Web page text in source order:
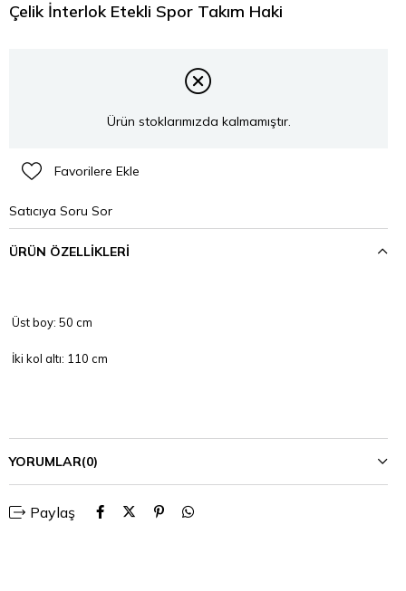
Çelik İnterlok Etekli Spor Takım Haki
Ürün stoklarımızda kalmamıştır.
Favorilere Ekle
Satıcıya Soru Sor
ÜRÜN ÖZELLIKLERI
Üst boy: 50 cm
İki kol altı: 110 cm
Detaylar,
Düşük Omuzlu Model
YORUMLAR(0)
Paylaş